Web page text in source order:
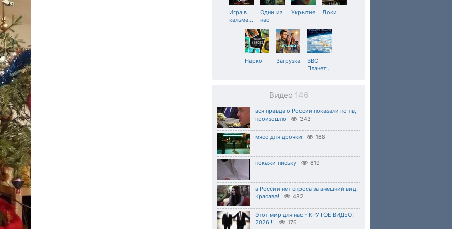
Игра в
кальма…
Одни из
нас
Укрытие Локи
Нарко Загрузка
BBC:
Планет…
Видео 146
вся правда о России показали по тв,
произошло
343
мясо для дрочки 168
покажи письку 619
в России нет спроса за внешний вид!
Красава!
482
Этот мир для нас - КРУТОЕ ВИДЕО!
2026!!!
176